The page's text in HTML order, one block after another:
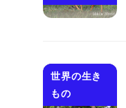
世界の生き
もの